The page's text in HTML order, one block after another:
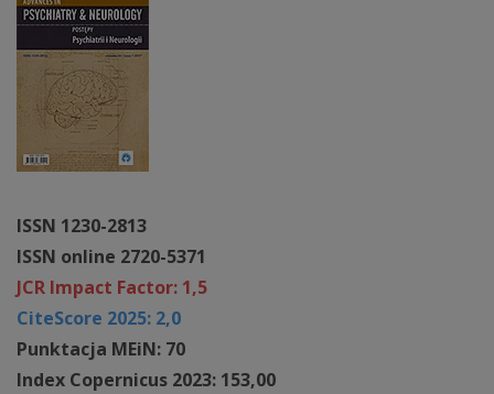
ISSN 1230-2813
ISSN online 2720-5371
JCR Impact Factor: 1,5
CiteScore 2025: 2,0
Punktacja MEiN: 70
Index Copernicus 2023: 153,00